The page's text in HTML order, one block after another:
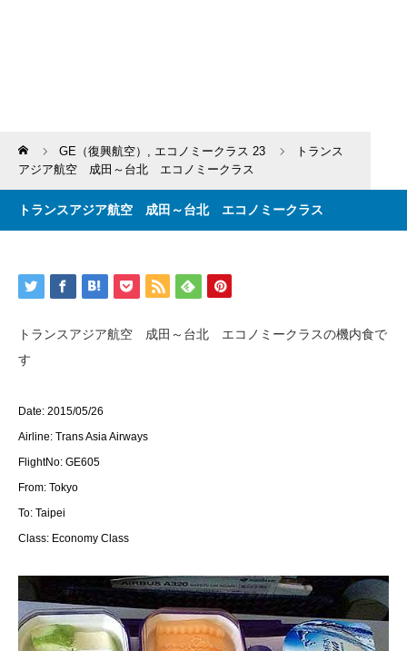
Home GE（復興航空） , エコノミークラス 23
トランス
アジア航空 成田～台北 エコノミークラス
トランスアジア航空 成田～台北 エコノミークラス
トランスアジア航空 成田～台北 エコノミークラスの機内食で
す
Date: 2015/05/26
Airline: Trans Asia Airways
FlightNo: GE605
From: Tokyo
To: Taipei
Class: Economy Class